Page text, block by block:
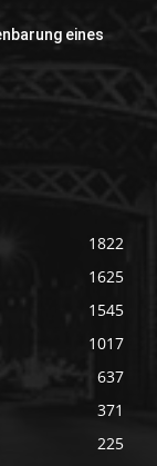
eines
1822
1625
1545
1017
637
371
225